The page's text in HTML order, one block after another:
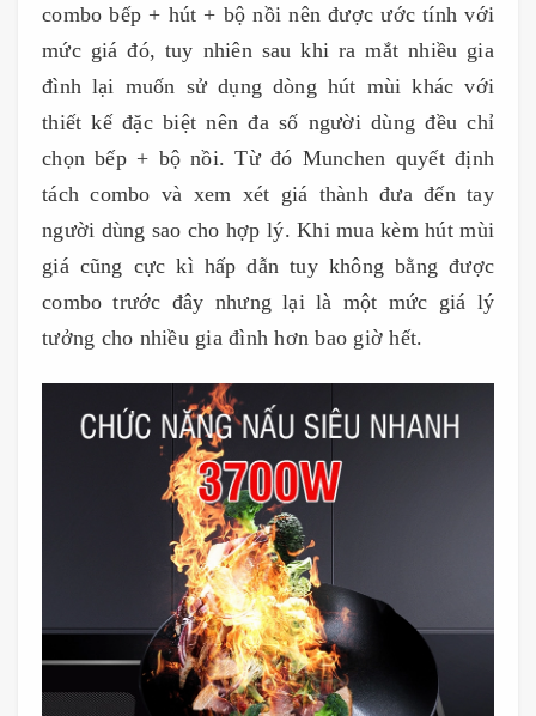
combo bếp + hút + bộ nồi nên được ước tính với
mức giá đó, tuy nhiên sau khi ra mắt nhiều gia
đình lại muốn sử dụng dòng hút mùi khác với
thiết kế đặc biệt nên đa số người dùng đều chỉ
chọn bếp + bộ nồi. Từ đó Munchen quyết định
tách combo và xem xét giá thành đưa đến tay
người dùng sao cho hợp lý. Khi mua kèm hút mùi
giá cũng cực kì hấp dẫn tuy không bằng được
combo trước đây nhưng lại là một mức giá lý
tưởng cho nhiều gia đình hơn bao giờ hết.